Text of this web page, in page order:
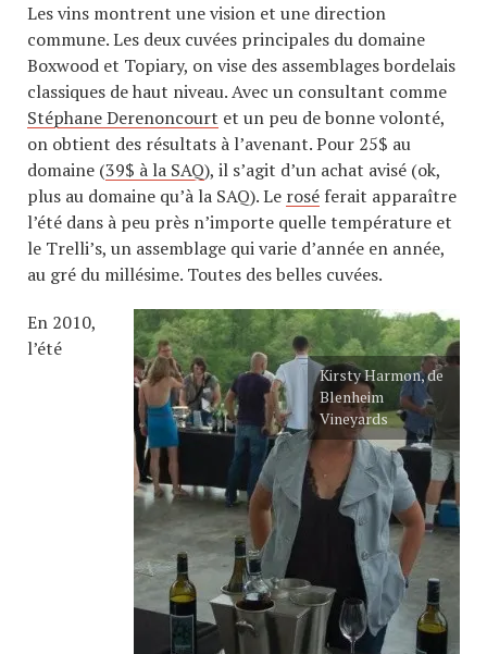
Les vins montrent une vision et une direction
commune. Les deux cuvées principales du domaine
Boxwood et Topiary, on vise des assemblages bordelais
classiques de haut niveau. Avec un consultant comme
Stéphane Derenoncourt et un peu de bonne volonté,
on obtient des résultats à l’avenant. Pour 25$ au
domaine (39$ à la SAQ), il s’agit d’un achat avisé (ok,
plus au domaine qu’à la SAQ). Le rosé ferait apparaître
l’été dans à peu près n’importe quelle température et
le Trelli’s, un assemblage qui varie d’année en année,
au gré du millésime. Toutes des belles cuvées.
Kirsty Harmon, de
Blenheim
Vineyards
En 2010,
l’été